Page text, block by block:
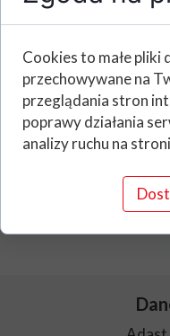
Cookies to małe pliki
przechowywane na
przeglądania stron
poprawy działania
analizy ruchu na